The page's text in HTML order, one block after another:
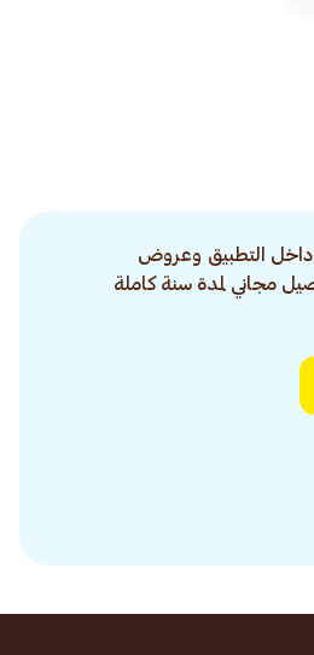
داخل التطبيق وعروض
مجاني لمدة سنة كاملة